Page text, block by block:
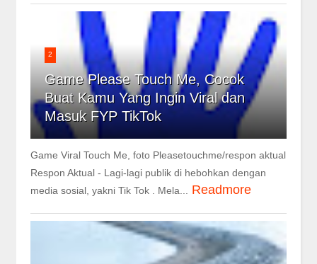
2
Game Please Touch Me, Cocok
Buat Kamu Yang Ingin Viral dan
Masuk FYP TikTok
Game Viral Touch Me, foto Pleasetouchme/respon aktual
Respon Aktual - Lagi-lagi publik di hebohkan dengan
media sosial, yakni Tik Tok . Mela...
Readmore